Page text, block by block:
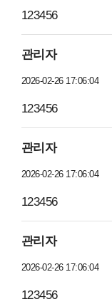
123456
관리자
2026-02-26 17:06:04
123456
관리자
2026-02-26 17:06:04
123456
관리자
2026-02-26 17:06:04
123456